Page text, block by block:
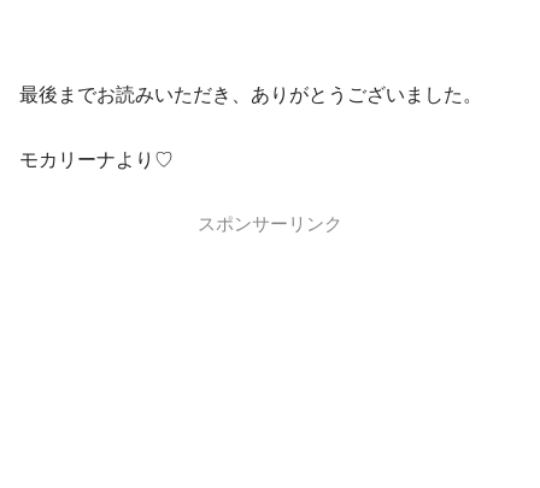
最後までお読みいただき、ありがとうございました。
モカリーナより♡
スポンサーリンク